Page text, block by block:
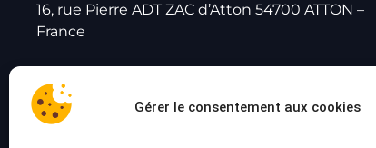
Gérer le consentement aux cookies
16, rue Pierre ADT ZAC d’Atton 54700 ATTON –
France
03 83 81 46 00